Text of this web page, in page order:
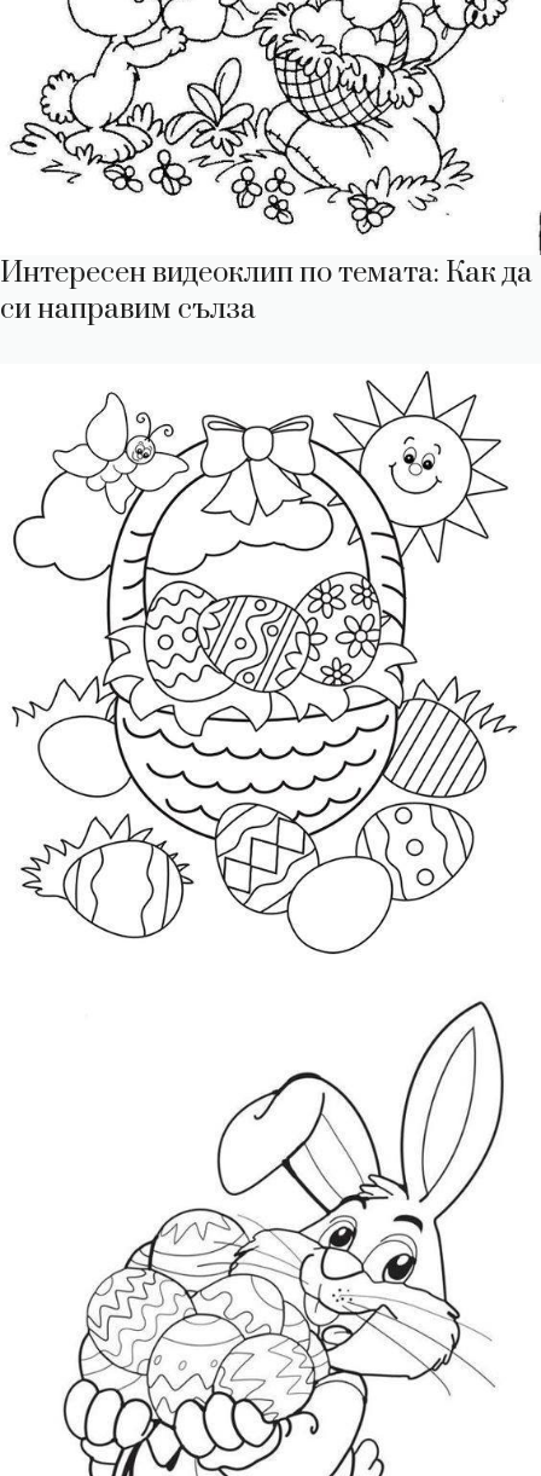
Интересен видеоклип по темата: Как да
си направим сълза